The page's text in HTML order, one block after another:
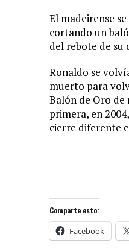
El madeirense
cortando un
del rebote de su
Ronaldo se
muerto para
Balón de Oro de
primera, en
cierre diferente
Comparte esto:
Facebook